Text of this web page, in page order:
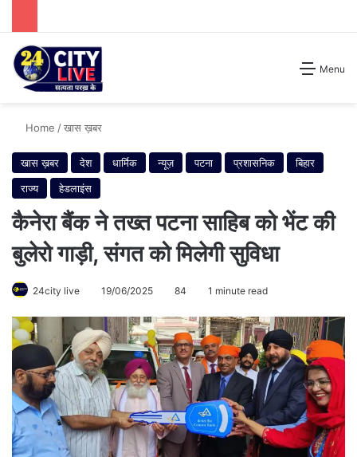
Menu
Search for
Home /खास ख़बर
खास ख़बर देश धार्मिक न्यूज़ पटना प्रशासनिक
बिहार
राज्य
हेडलाइंस
कैनेरा बैंक ने तख्त पटना साहिब को भेंट की
बुलेरो गाड़ी, संगत को मिलेगी सुविधा
24city live 19/06/2025 84 1 minute read